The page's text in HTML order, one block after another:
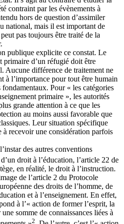
contraint par les évènements à
hors de question d’assimiler
national, mais il est important de
pas toujours être traité de la
publique explicite ce constat. Le
primaire d’un réfugié doit être
Aucune différence de traitement ne
à l’importance pour tout être humain
Pour « les catégories
primaire », les autorités
grande attention à ce que les
au moins aussi favorable que
Leur situation spécifique
à recevoir une considération parfois
des autres conventions
droit à l’éducation, l’article 22 de
en réalité, le droit à l’instruction.
de l’article 2 du Protocole
des droits de l’homme, de
et à l’enseignement. En effet,
à l’« action de former l’esprit, la
somme de connaissances liées à
2